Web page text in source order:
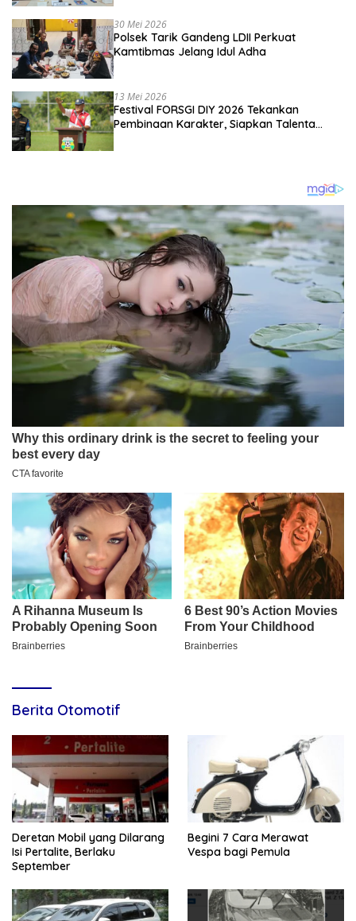
30 Mei 2026
Polsek Tarik Gandeng LDII Perkuat
Kamtibmas Jelang Idul Adha
13 Mei 2026
Festival FORSGI DIY 2026 Tekankan
Pembinaan Karakter, Siapkan Talenta
Berita Otomotif
Deretan Mobil yang Dilarang
Isi Pertalite, Berlaku
September
Begini 7 Cara Merawat
Vespa bagi Pemula